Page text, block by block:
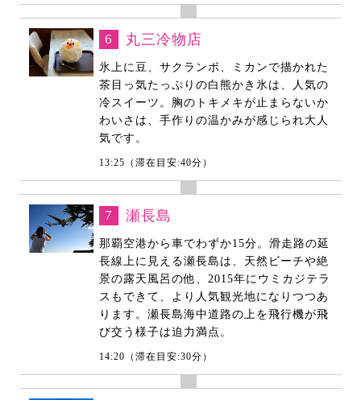
6 丸三冷物店
氷上に豆、サクランボ、ミカンで描かれた
茶目っ気たっぷりの白熊かき氷は、人気の
冷スイーツ。胸のトキメキが止まらないか
わいさは、手作りの温かみが感じられ大人
気です。
13:25（滞在目安:40分）
7 瀬長島
那覇空港から車でわずか15分。滑走路の延
長線上に見える瀬長島は、天然ビーチや絶
景の露天風呂の他、2015年にウミカジテラ
スもできて、より人気観光地になりつつあ
ります。瀬長島海中道路の上を飛行機が飛
び交う様子は迫力満点。
14:20（滞在目安:30分）